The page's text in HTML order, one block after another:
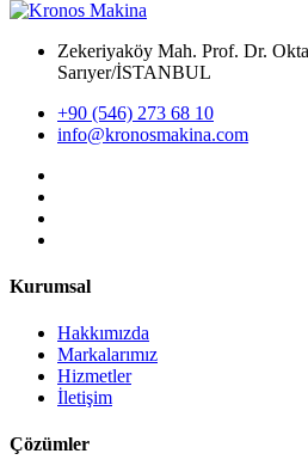
Zekeriyaköy Mah. Prof. Dr.
Sarıyer/İSTANBUL
+90 (546) 273 68 10
info@kronosmakina.com
Kurumsal
Hakkımızda
Markalarımız
Hizmetler
İletişim
Çözümler